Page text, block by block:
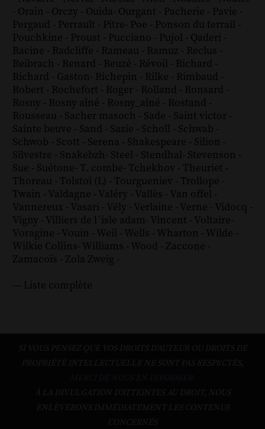
- Orain - Orczy - Ouida- Ourgant - Pacherie - Pavie -
Pergaud - Perrault - Pitre- Poe - Ponson du terrail -
Pouchkine - Proust - Pucciano - Pujol - Qaderi -
Racine - Radcliffe - Rameau - Ramuz - Reclus -
Reibrach - Renard - Reuzé - Révoil - Richard -
Richard - Gaston- Richepin - Rilke - Rimbaud -
Robert - Rochefort - Roger - Rolland - Ronsard -
Rosny - Rosny aîné - Rosny_aîné - Rostand -
Rousseau - Sacher masoch - Sade - Saint victor -
Sainte beuve - Sand - Sazie - Scholl - Schwab -
Schwob - Scott - Serena - Shakespeare - Silion -
Silvestre - Snakebzh- Steel - Stendhal- Stevenson -
Sue - Suétone- T. combe- Tchekhov - Theuriet -
Thoreau - Tolstoï (L) - Tourgueniev - Trollope -
Twain - Valdagne - Valéry - Vallès - Van offel -
Vannereux - Vasari - Vély - Verlaine - Verne - Vidocq -
Vigny - Villiers de l´isle adam- Vincent - Voltaire-
Voragine - Vouin - Weil - Wells - Wharton - Wilde -
Wilkie Collins- Williams - Wood - Zaccone -
Zamacoïs - Zola Zweig -
--- Liste complète